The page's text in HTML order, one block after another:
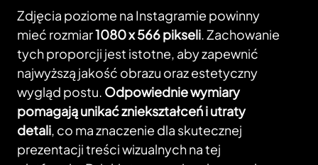
Zdjęcia poziome na Instagramie powinny
mieć rozmiar1080 x 566 pikseli. Zachowanie
tych proporcji jest istotne, aby zapewnić
najwyższą jakość obrazu oraz estetyczny
wygląd postu. Odpowiednie wymiary
pomagają unikać zniekształceń i utraty
detali, co ma znaczenie dla skutecznej
prezentacji treści wizualnych na tej